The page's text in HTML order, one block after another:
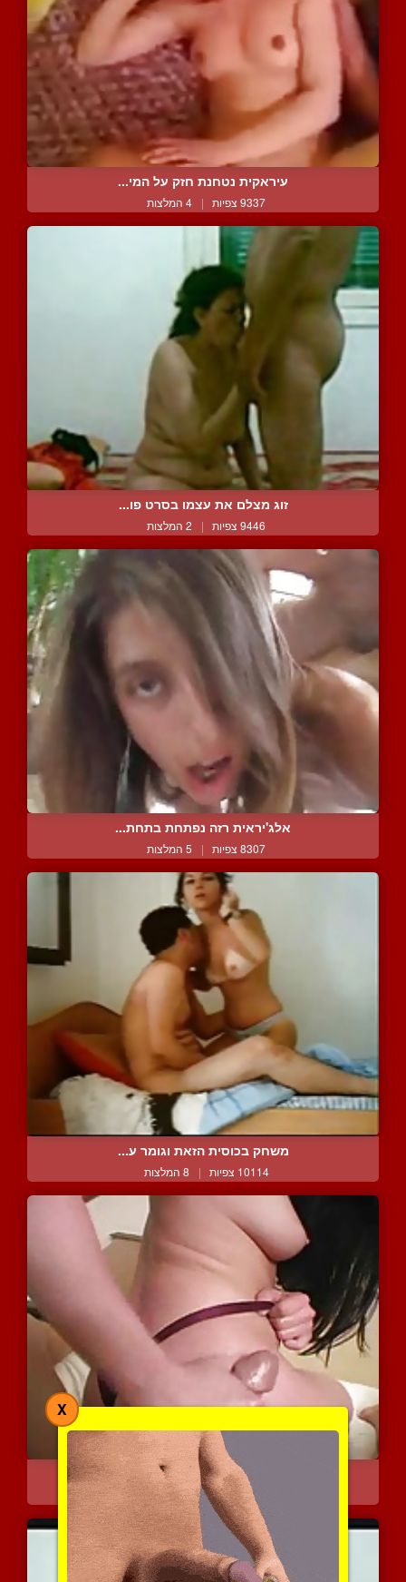
עיראקית נטחנת חזק על המי...
9337 צפיות | 4 המלצות
זוג מצלם את עצמו בסרט פו...
9446 צפיות | 2 המלצות
אלג'יראית רזה נפתחת בתחת...
8307 צפיות | 5 המלצות
משחק בכוסית הזאת וגומר ע...
10114 צפיות | 8 המלצות
בחורה מהממת ויפה מביאה ל...
6070 צפיות | 4 המלצות
X